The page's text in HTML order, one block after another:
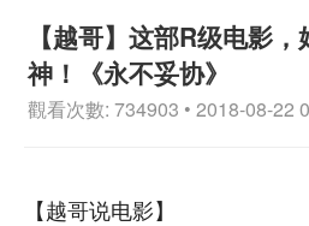
【越哥】这部R级电影
神！《永不妥协》
觀看次數: 734903 • 2018-08-22
【越哥说电影】